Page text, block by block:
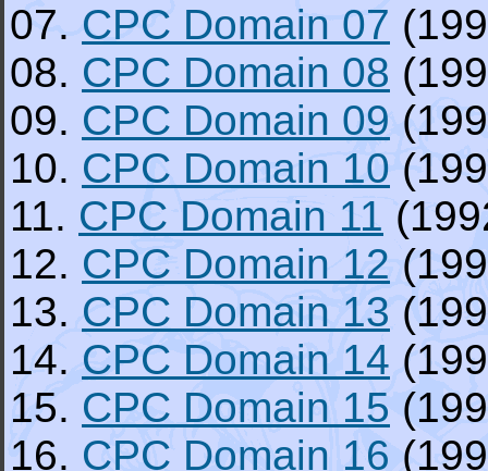
07. CPC Domain 07
08. CPC Domain 08
09. CPC Domain 09
10. CPC Domain 10
11. CPC Domain 11
12. CPC Domain 12
13. CPC Domain 13
14. CPC Domain 14
15. CPC Domain 15
16. CPC Domain 16